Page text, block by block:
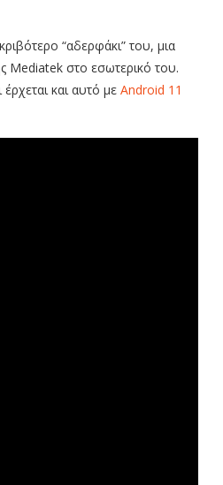
“αδερφάκι” του, μια
Mediatek στο εσωτερικό του.
και αυτό με Android 11